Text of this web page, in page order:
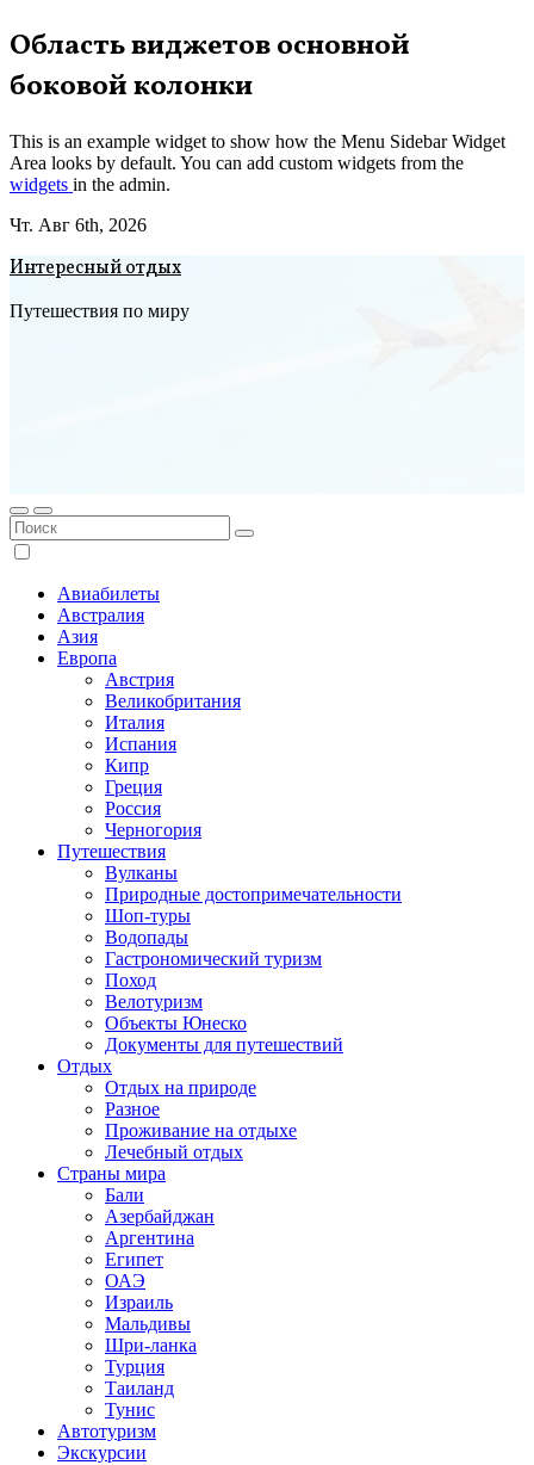
Перейти
к
содержимому
Область виджетов основной
боковой колонки
This is an example widget to show how the Menu Sidebar Widget
Area looks by default. You can add custom widgets from the
widgets in the admin.
Чт. Авг 6th, 2026
Интересный отдых
Путешествия по миру
Авиабилеты
Австралия
Азия
Европа
Австрия
Великобритания
Италия
Испания
Кипр
Греция
Россия
Черногория
Путешествия
Вулканы
Природные достопримечательности
Шоп-туры
Водопады
Гастрономический туризм
Поход
Велотуризм
Объекты Юнеско
Документы для путешествий
Отдых
Отдых на природе
Разное
Проживание на отдыхе
Лечебный отдых
Страны мира
Бали
Азербайджан
Аргентина
Египет
ОАЭ
Израиль
Мальдивы
Шри-ланка
Турция
Таиланд
Тунис
Автотуризм
Экскурсии